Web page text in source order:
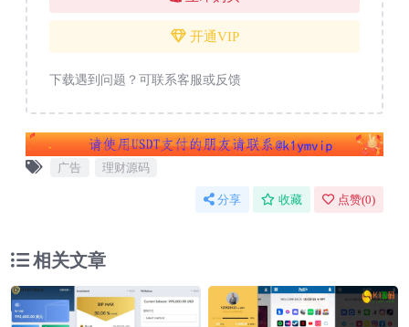
开通VIP
下载遇到问题？可联系客服或反馈
广告 理财源码
分享 收藏 点赞(0)
相关文章